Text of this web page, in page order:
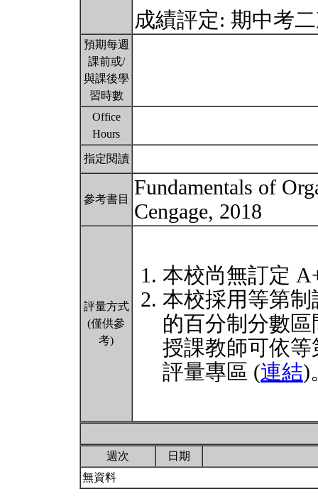
成績評定: 期中考
預期每週
課前或/
與課後學
習時數
Office
Hours
指定閱讀
參考書目
Fundamentals of
Cengage, 2018
評量方式
(僅供參
考)
本校尚無訂定
本校採用等第
的百分制分數
授課教師可依
評量專區 (連結)
週次
日期
無資料